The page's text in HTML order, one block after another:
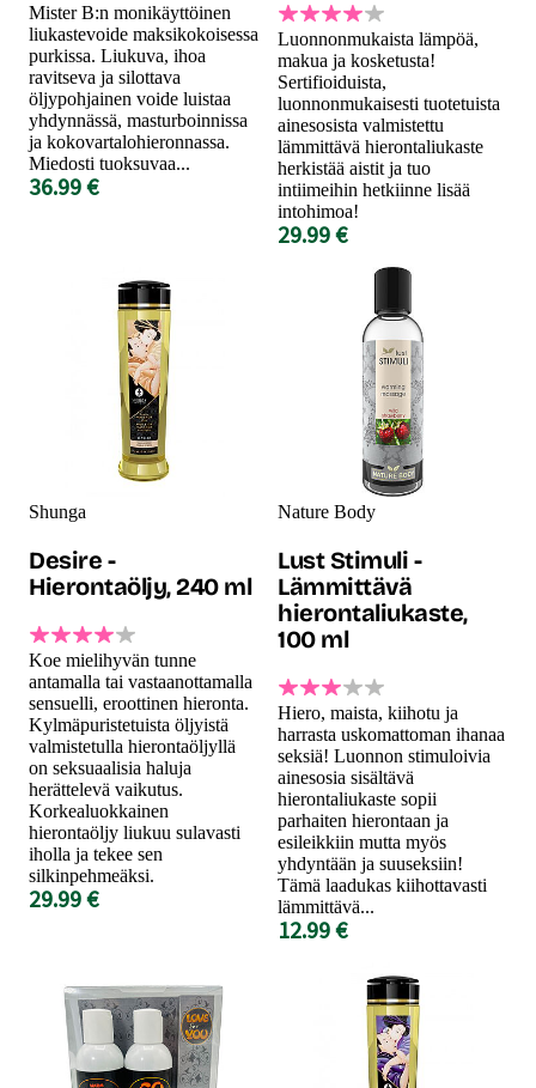
Mister B:n monikäyttöinen
liukastevoide maksikokoisessa
purkissa. Liukuva, ihoa
ravitseva ja silottava
öljypohjainen voide luistaa
yhdynnässä, masturboinnissa
ja kokovartalohieronnassa.
Miedosti tuoksuvaa...
36.99 €
Luonnonmukaista lämpöä,
makua ja kosketusta!
Sertifioiduista,
luonnonmukaisesti tuotetuista
ainesosista valmistettu
lämmittävä hierontaliukaste
herkistää aistit ja tuo
intiimeihin hetkiinne lisää
intohimoa!
29.99 €
Shunga
Desire -
Hierontaöljy, 240 ml
Koe mielihyvän tunne
antamalla tai vastaanottamalla
sensuelli, eroottinen hieronta.
Kylmäpuristetuista öljyistä
valmistetulla hierontaöljyllä
on seksuaalisia haluja
herättelevä vaikutus.
Korkealuokkainen
hierontaöljy liukuu sulavasti
iholla ja tekee sen
silkinpehmeäksi.
29.99 €
Nature Body
Lust Stimuli -
Lämmittävä
hierontaliukaste,
100 ml
Hiero, maista, kiihotu ja
harrasta uskomattoman ihanaa
seksiä! Luonnon stimuloivia
ainesosia sisältävä
hierontaliukaste sopii
parhaiten hierontaan ja
esileikkiin mutta myös
yhdyntään ja suuseksiin!
Tämä laadukas kiihottavasti
lämmittävä...
12.99 €